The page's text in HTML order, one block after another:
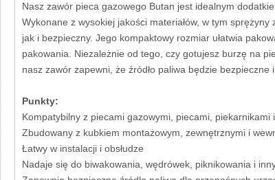
Nasz zawór pieca gazowego Butan jest idealnym
Wykonane z wysokiej jakości materiałów, w tym
jak i bezpieczny. Jego kompaktowy rozmiar ułatwia
pakowania. Niezależnie od tego, czy gotujesz burzę na
nasz zawór zapewni, że źródło paliwa będzie bezpieczne
Punkty:
Kompatybilny z piecami gazowymi, piecami, piekarnikami
Zbudowany z kubkiem montażowym, zewnętrznymi i
Łatwy w instalacji i obsłudze
Nadaje się do biwakowania, wędrówek, piknikowania i